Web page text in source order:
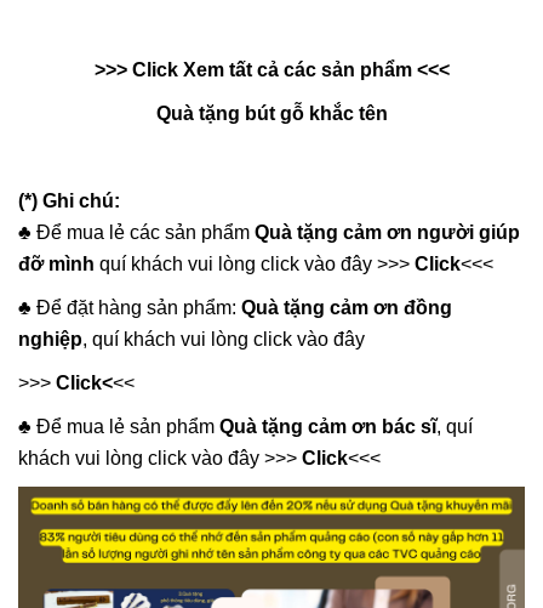
>>> Click Xem tất cả các sản phẩm <<<
Quà tặng bút gỗ khắc tên
(*) Ghi chú:
♣️ Để mua lẻ các sản phẩm Quà tặng cảm ơn người giúp
đỡ mình quí khách vui lòng click vào đây >>> Click<<<
♣️ Để đặt hàng sản phẩm: Quà tặng cảm ơn đồng
nghiệp, quí khách vui lòng click vào đây
>>> Click<<<
♣️ Để mua lẻ sản phẩm Quà tặng cảm ơn bác sĩ, quí
khách vui lòng click vào đây >>> Click<<<